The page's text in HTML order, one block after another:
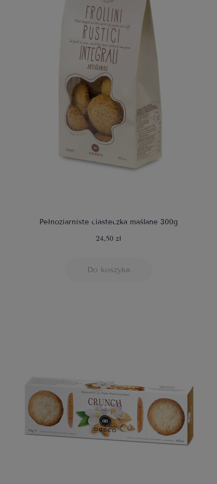
Pełnoziarniste ciasteczka maślane 300g
24,50 zł
Do koszyka